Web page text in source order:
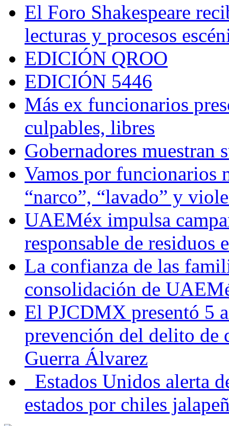
El Foro Shakespeare
lecturas y procesos
EDICIÓN QROO
EDICIÓN 5446
Más ex funcionarios
culpables, libres
Gobernadores muestran
Vamos por funcionarios
“narco”, “lavado” y
UAEMéx impulsa
responsable de residuos
La confianza de las
consolidación de
El PJCDMX presentó 5
prevención del delito de
Guerra Álvarez
Estados Unidos alerta
estados por chiles